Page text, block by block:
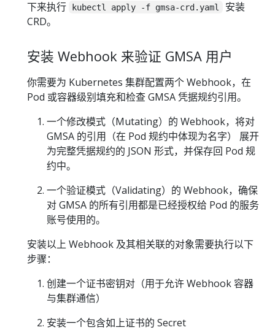
下来执行
kubectl apply -f gmsa-crd.yaml
安装
CRD。
安装 Webhook 来验证 GMSA 用户
你需要为 Kubernetes 集群配置两个 Webhook，在
Pod 或容器级别填充和检查 GMSA 凭据规约引用。
一个修改模式（Mutating）的 Webhook，将对
GMSA 的引用（在 Pod 规约中体现为名字） 展开
为完整凭据规约的 JSON 形式，并保存回 Pod 规
约中。
一个验证模式（Validating）的 Webhook，确保
对 GMSA 的所有引用都是已经授权给 Pod 的服务
账号使用的。
安装以上 Webhook 及其相关联的对象需要执行以下
步骤：
创建一个证书密钥对（用于允许 Webhook 容器
与集群通信）
安装一个包含如上证书的 Secret